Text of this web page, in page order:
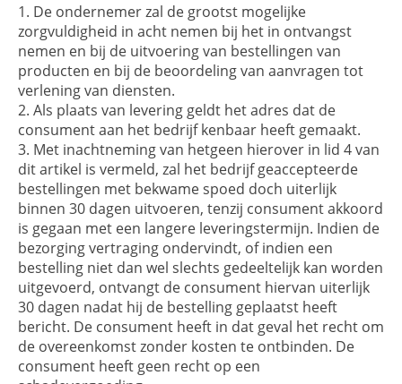
De ondernemer zal de grootst mogelijke
zorgvuldigheid in acht nemen bij het in ontvangst
nemen en bij de uitvoering van bestellingen van
producten en bij de beoordeling van aanvragen tot
verlening van diensten.
Als plaats van levering geldt het adres dat de
consument aan het bedrijf kenbaar heeft gemaakt.
Met inachtneming van hetgeen hierover in lid 4 van
dit artikel is vermeld, zal het bedrijf geaccepteerde
bestellingen met bekwame spoed doch uiterlijk
binnen 30 dagen uitvoeren, tenzij consument akkoord
is gegaan met een langere leveringstermijn. Indien de
bezorging vertraging ondervindt, of indien een
bestelling niet dan wel slechts gedeeltelijk kan worden
uitgevoerd, ontvangt de consument hiervan uiterlijk
30 dagen nadat hij de bestelling geplaatst heeft
bericht. De consument heeft in dat geval het recht om
de overeenkomst zonder kosten te ontbinden. De
consument heeft geen recht op een